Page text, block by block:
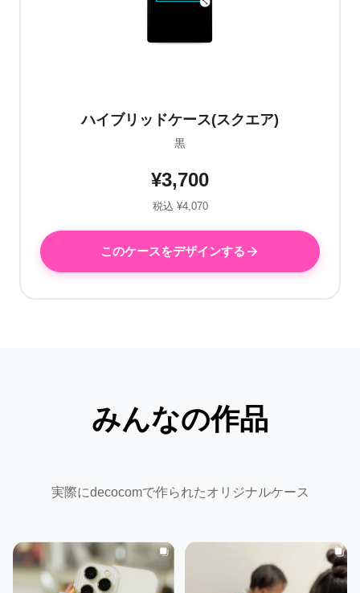
ハイブリッドケース(スクエア)
黒
¥3,700
税込 ¥4,070
このケースをデザインする
みんなの作品
実際にdecocomで作られたオリジナルケース